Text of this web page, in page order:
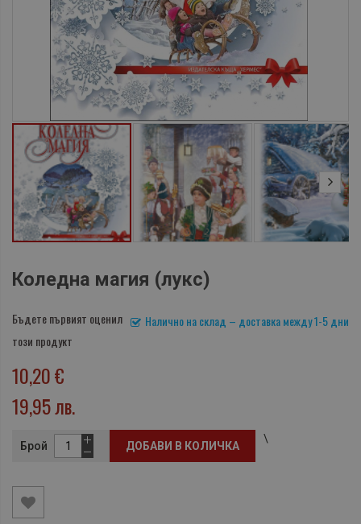
Коледна магия (лукс)
Налично на склад – доставка между 1-5 дни
Бъдете първият оценил
този продукт
10,20 €
19,95 лв.
Брой ДОБАВИ В КОЛИЧКА
\